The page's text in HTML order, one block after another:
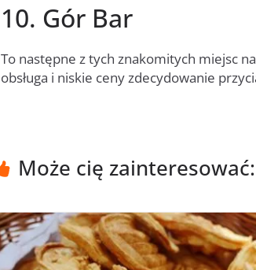
10. Gór Bar
To następne z tych znakomitych miejsc
obsługa i niskie ceny zdecydowanie
Może cię zainteresować: